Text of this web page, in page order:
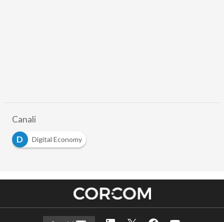
Canali
D
Digital Economy